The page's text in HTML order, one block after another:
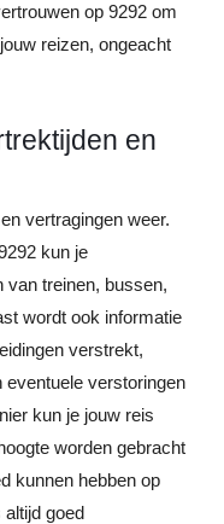
op 9292 om
reizen, ongeacht
en
vertragingen weer.
kun je
van treinen, bussen,
wordt ook informatie
verstrekt,
eventuele verstoringen
kun je jouw reis
worden gebracht
kunnen hebben op
altijd goed